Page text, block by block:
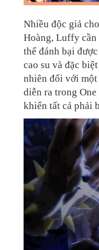
Nhiều độc giả
Hoàng, Luffy cần
thể đánh bại
cao su và đặc
nhiên đối với một
diễn ra trong
khiến tất cả phải